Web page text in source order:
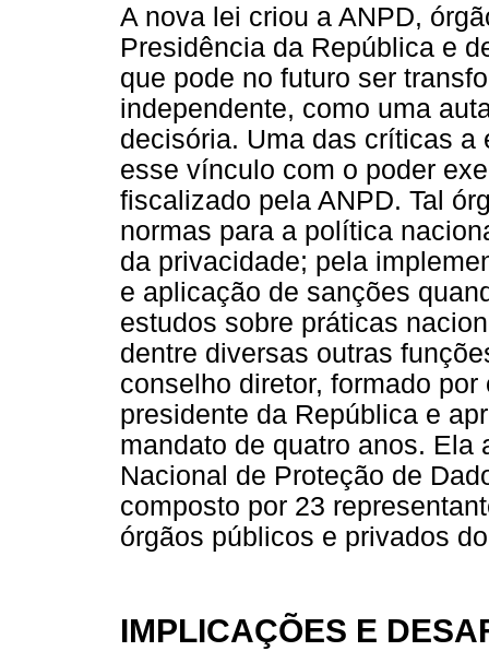
A nova lei criou a ANPD,
Presidência da República e
que pode no futuro ser
independente, como uma
decisória. Uma das críticas a
esse vínculo com o poder
fiscalizado pela ANPD. Tal
normas para a política
da privacidade; pela
e aplicação de sanções
estudos sobre práticas
dentre diversas outras
conselho diretor, formado
presidente da República e
mandato de quatro anos. Ela
Nacional de Proteção de
composto por 23
órgãos públicos e privados
IMPLICAÇÕES E